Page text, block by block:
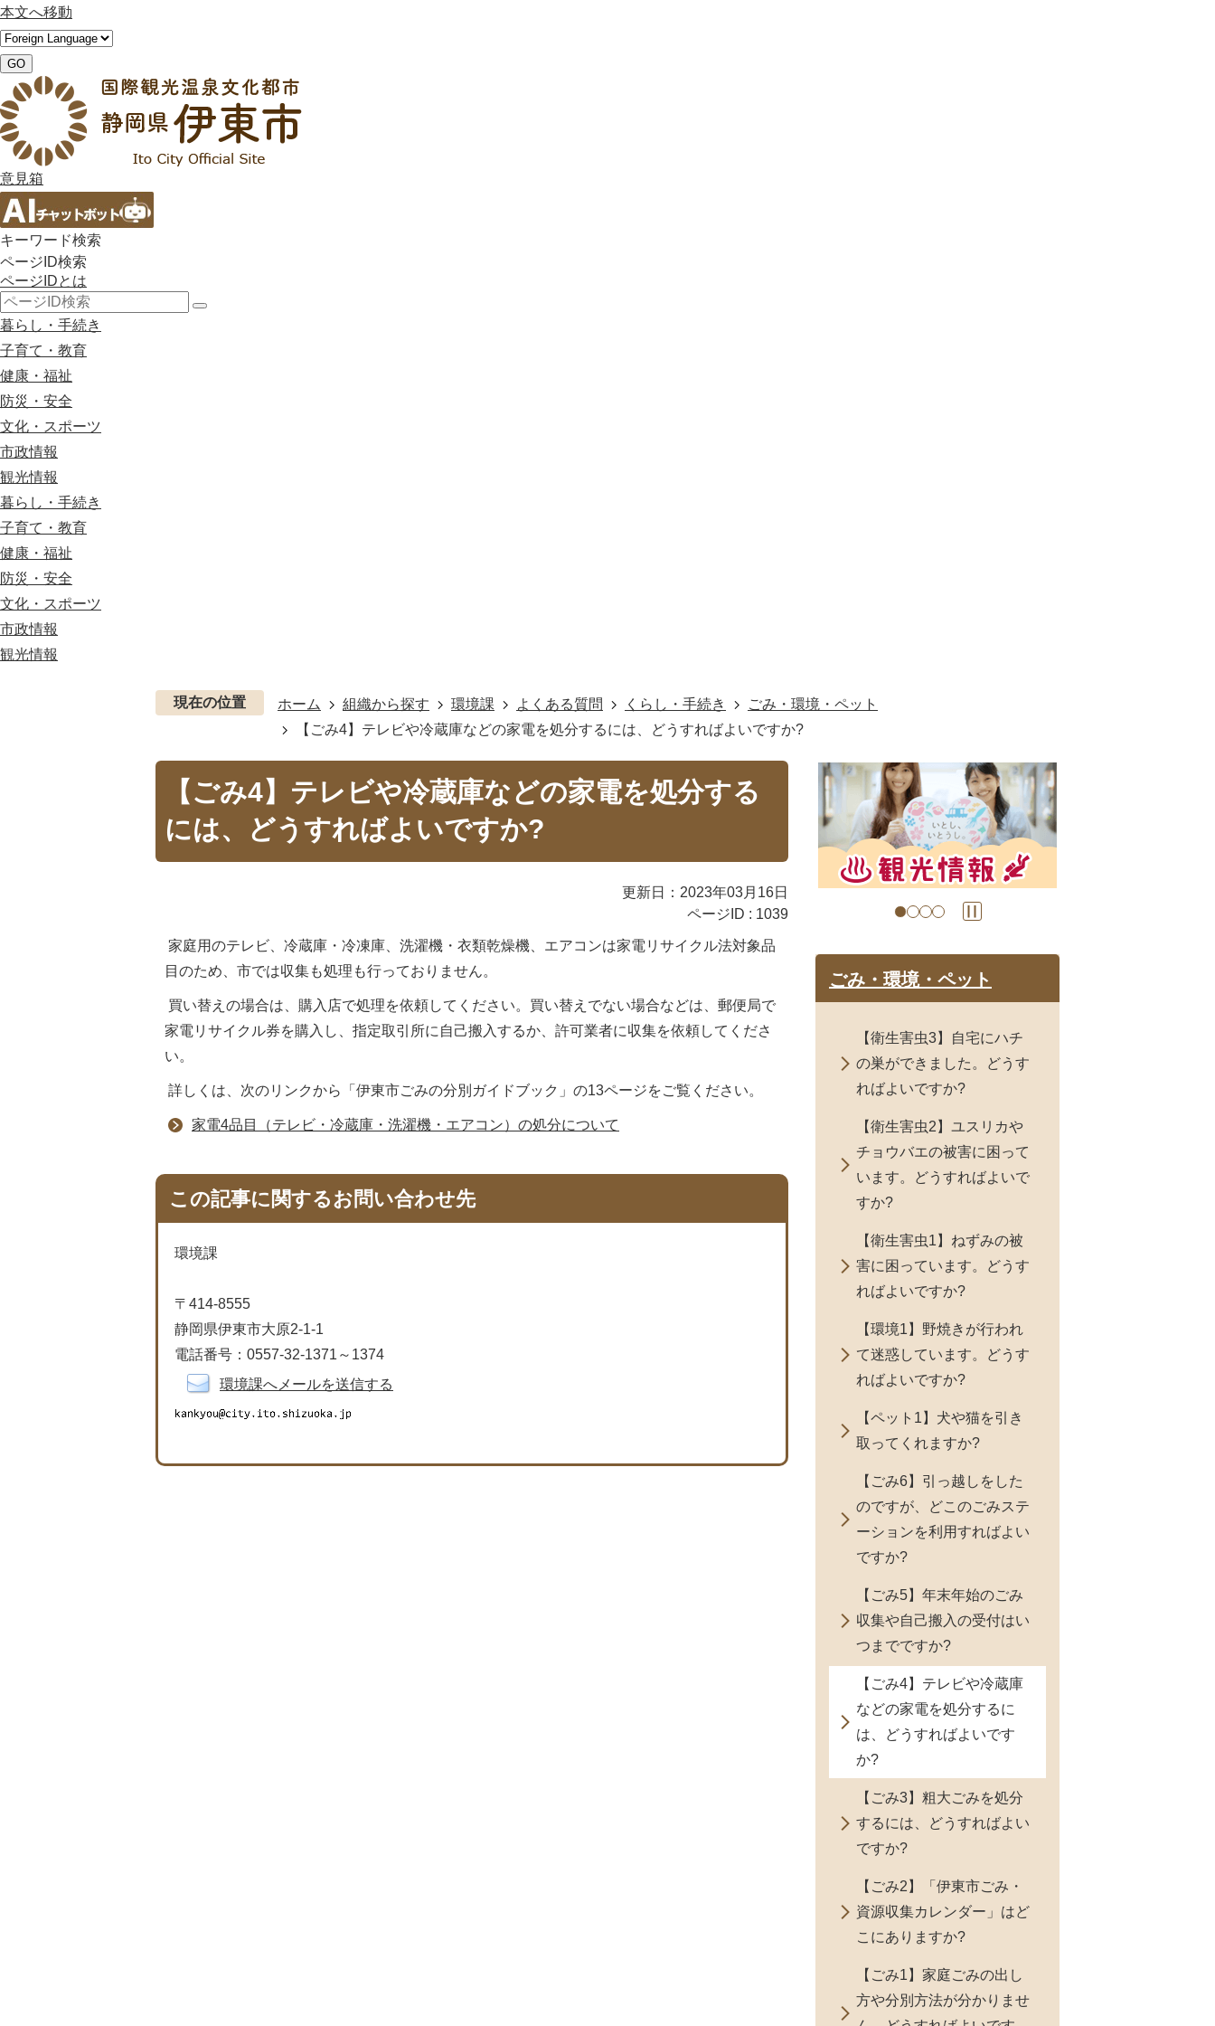
本文へ移動
GO
意見箱
キーワード検索
ページID検索
ページIDとは
暮らし・手続き
子育て・教育
健康・福祉
防災・安全
文化・スポーツ
市政情報
観光情報
暮らし・手続き
子育て・教育
健康・福祉
防災・安全
文化・スポーツ
市政情報
観光情報
現在の位置 ホーム 組織から探す 環境課 よくある質問 くらし・手続き
ごみ・環境・ペット
【ごみ4】テレビや冷蔵庫などの家電を処分するには、どうすればよいですか?
【ごみ4】テレビや冷蔵庫などの家電を処分する
には、どうすればよいですか?
更新日：2023年03月16日
ページID : 1039
家庭用のテレビ、冷蔵庫・冷凍庫、洗濯機・衣類乾燥機、エアコンは家電リサイクル法対象品
目のため、市では収集も処理も行っておりません。
買い替えの場合は、購入店で処理を依頼してください。買い替えでない場合などは、郵便局で
家電リサイクル券を購入し、指定取引所に自己搬入するか、許可業者に収集を依頼してくださ
い。
詳しくは、次のリンクから「伊東市ごみの分別ガイドブック」の13ページをご覧ください。
家電4品目（テレビ・冷蔵庫・洗濯機・エアコン）の処分について
この記事に関するお問い合わせ先
環境課
〒414-8555
静岡県伊東市大原2-1-1
電話番号：0557-32-1371～1374
環境課へメールを送信する
枚
目
の
ド
枚
目
の
ド
ごみ・環境・ペット
【衛生害虫3】自宅にハチ
の巣ができました。どうす
ればよいですか?
【衛生害虫2】ユスリカや
チョウバエの被害に困って
います。どうすればよいで
すか?
【衛生害虫1】ねずみの被
害に困っています。どうす
ればよいですか?
【環境1】野焼きが行われ
て迷惑しています。どうす
ればよいですか?
【ペット1】犬や猫を引き
取ってくれますか?
【ごみ6】引っ越しをした
のですが、どこのごみステ
ーションを利用すればよい
ですか?
【ごみ5】年末年始のごみ
収集や自己搬入の受付はい
つまでですか?
【ごみ4】テレビや冷蔵庫
などの家電を処分するに
は、どうすればよいです
か?
【ごみ3】粗大ごみを処分
するには、どうすればよい
ですか?
【ごみ2】「伊東市ごみ・
資源収集カレンダー」はど
こにありますか?
【ごみ1】家庭ごみの出し
方や分別方法が分かりませ